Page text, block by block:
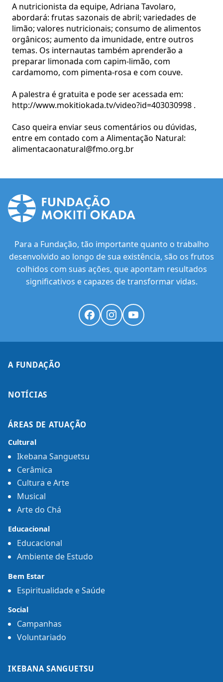
A nutricionista da equipe, Adriana Tavolaro,
abordará: frutas sazonais de abril; variedades de
limão; valores nutricionais; consumo de alimentos
orgânicos; aumento da imunidade, entre outros
temas. Os internautas também aprenderão a
preparar limonada com capim-limão, com
cardamomo, com pimenta-rosa e com couve.
A palestra é gratuita e pode ser acessada em:
http://www.mokitiokada.tv/video?id=403030998 .
Caso queira enviar seus comentários ou dúvidas,
entre em contado com a Alimentação Natural:
alimentacaonatural@fmo.org.br
Para a Fundação, tão importante quanto o trabalho
desenvolvido ao longo de sua existência, são os frutos
colhidos com suas ações, que apontam resultados
significativos e capazes de transformar vidas.
A FUNDAÇÃO
NOTÍCIAS
ÁREAS DE ATUAÇÃO
Cultural
Ikebana Sanguetsu
Cerâmica
Cultura e Arte
Musical
Arte do Chá
Educacional
Educacional
Ambiente de Estudo
Bem Estar
Espiritualidade e Saúde
Social
Campanhas
Voluntariado
IKEBANA SANGUETSU